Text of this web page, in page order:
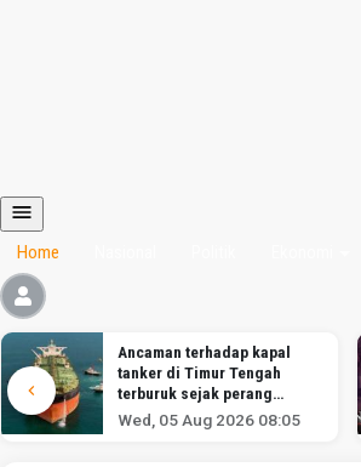
Home
Ancaman terhadap kapal
tanker di Timur Tengah
terburuk sejak perang
melawan Iran dimulai,
menurut analis
Wed, 05 Aug 2026 08:05